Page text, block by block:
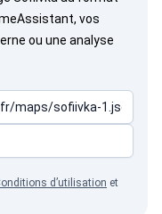
vos
ou une analyse
d’utilisation et